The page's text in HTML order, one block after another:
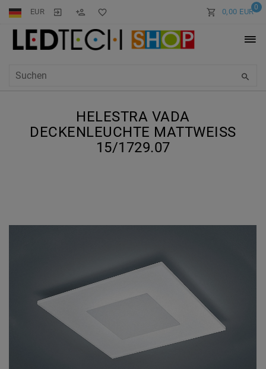
EUR 0
0,00 EUR
HELESTRA VADA
DECKENLEUCHTE MATTWEISS 1
5/1729.07